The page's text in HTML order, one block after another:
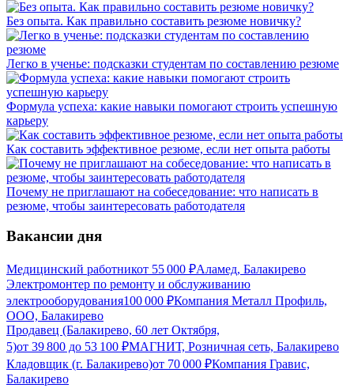
Без опыта. Как правильно составить резюме новичку?
Легко в ученье: подсказки студентам по составлению резюме
Формула успеха: какие навыки помогают строить успешную
карьеру
Как составить эффективное резюме, если нет опыта работы
Почему не приглашают на собеседование: что написать в
резюме, чтобы заинтересовать работодателя
Вакансии дня
Медицинский работникот 55 000 ₽Аламед, Балакирево
Электромонтер по ремонту и обслуживанию
электрооборудования100 000 ₽Компания Металл Профиль,
OOO, Балакирево
Продавец (Балакирево, 60 лет Октября,
5)от 39 800 до 53 100 ₽МАГНИТ, Розничная сеть, Балакирево
Кладовщик (г. Балакирево)от 70 000 ₽Компания Гравис,
Балакирево